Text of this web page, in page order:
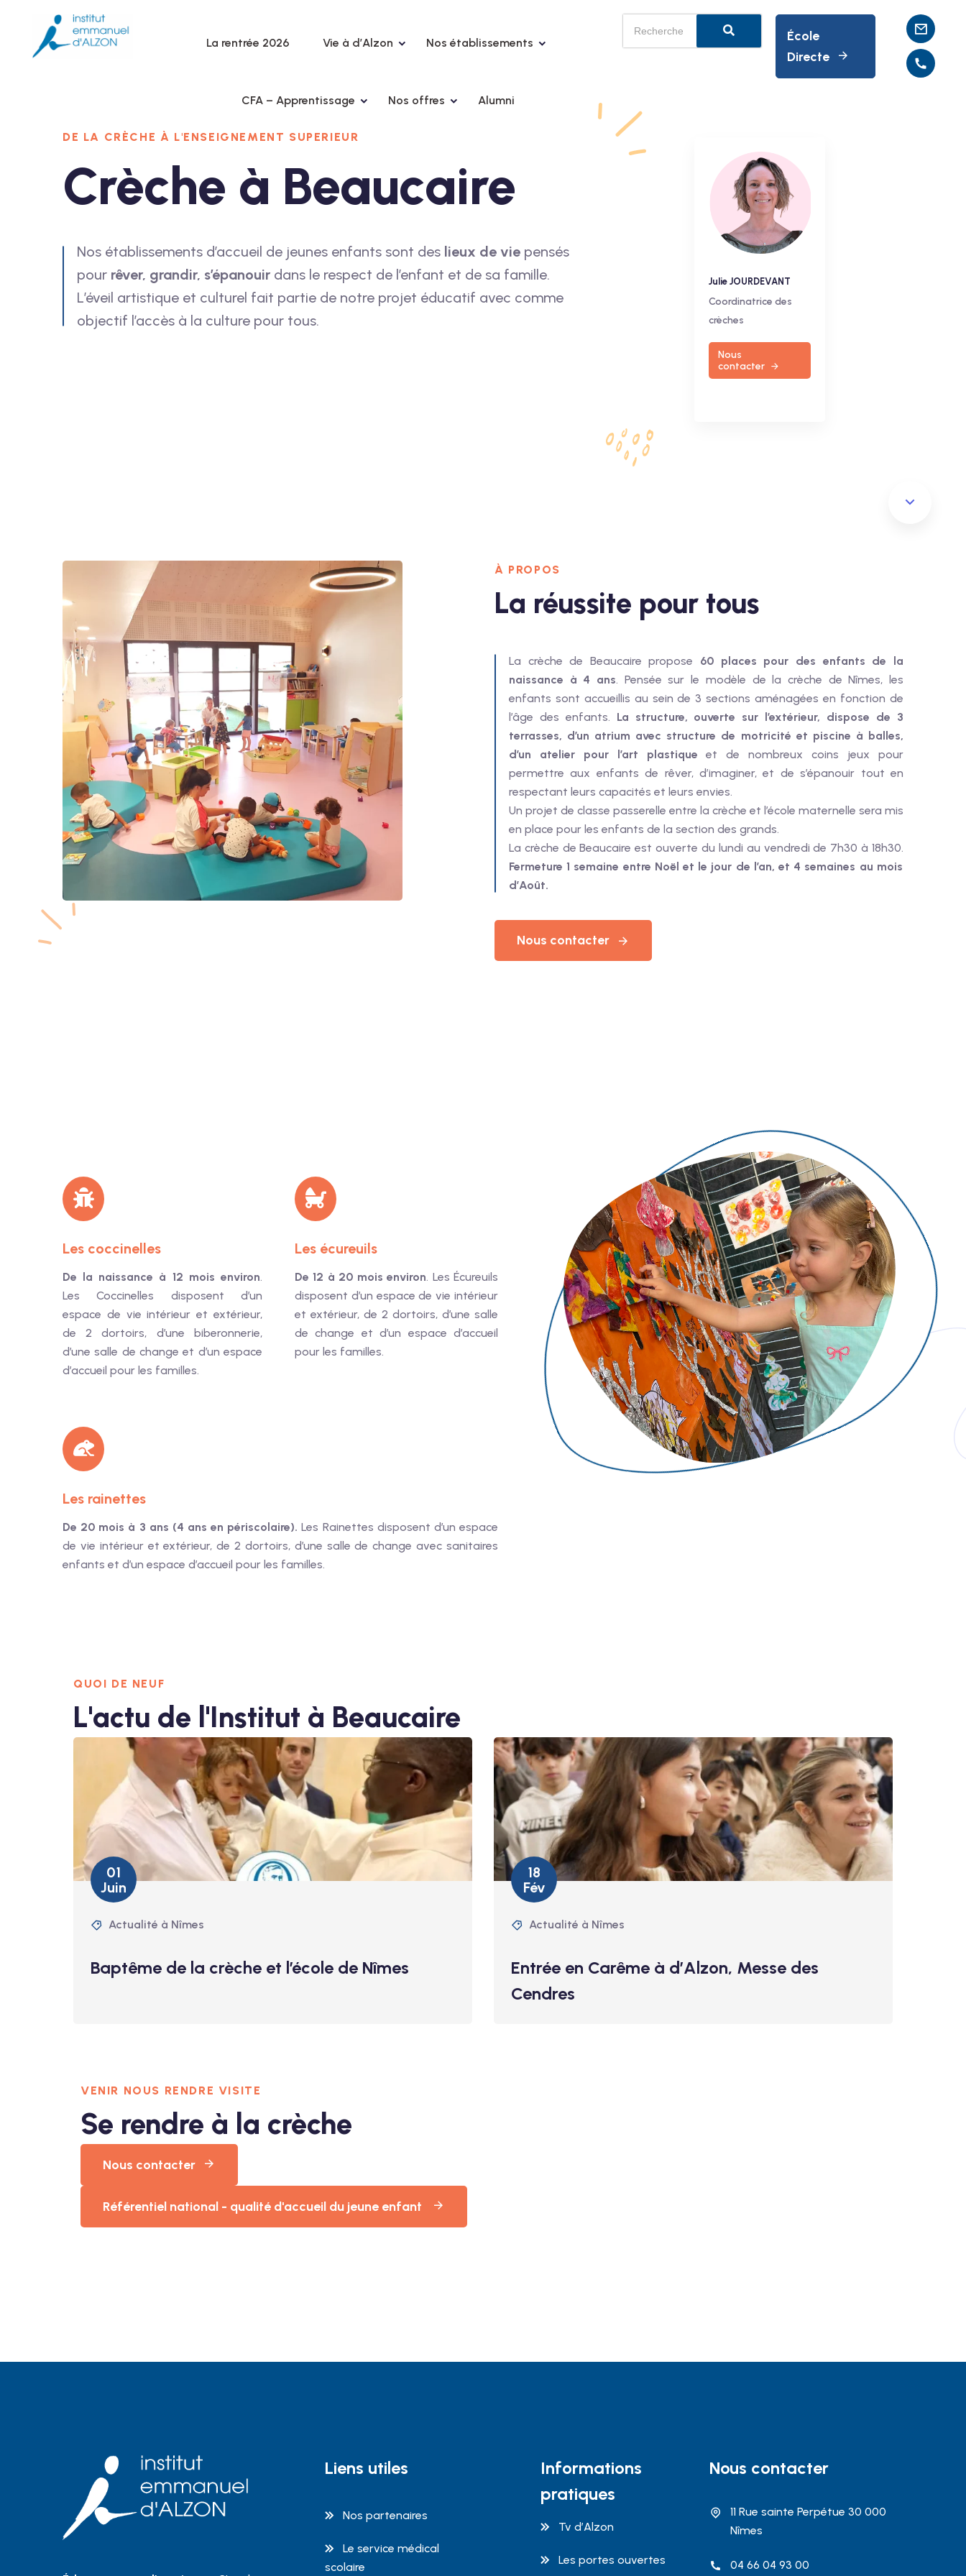
La rentrée 2026 Vie à d’Alzon Nos établissements
CFA – Apprentissage Nos offres Alumni
École
Directe
DE LA CRÈCHE À L'ENSEIGNEMENT SUPERIEUR
Crèche à Beaucaire
Nos établissements d’accueil de jeunes enfants sont des lieux de vie pensés
pour rêver, grandir, s’épanouir dans le respect de l’enfant et de sa famille.
L’éveil artistique et culturel fait partie de notre projet éducatif avec comme
objectif l’accès à la culture pour tous.
Julie JOURDEVANT
Coordinatrice des
crèches
Nous
contacter
À PROPOS
La réussite pour tous
La crèche de Beaucaire propose 60 places pour des enfants de la
naissance à 4 ans. Pensée sur le modèle de la crèche de Nîmes, les
enfants sont accueillis au sein de 3 sections aménagées en fonction de
l’âge des enfants. La structure, ouverte sur l’extérieur, dispose de 3
terrasses, d’un atrium avec structure de motricité et piscine à balles,
d’un atelier pour l’art plastique et de nombreux coins jeux pour
permettre aux enfants de rêver, d’imaginer, et de s’épanouir tout en
respectant leurs capacités et leurs envies.
Un projet de classe passerelle entre la crèche et l’école maternelle sera mis
en place pour les enfants de la section des grands.
La crèche de Beaucaire est ouverte du lundi au vendredi de 7h30 à 18h30.
Fermeture 1 semaine entre Noël et le jour de l’an, et 4 semaines au mois
d’Août.
Nous contacter
Les coccinelles
De la naissance à 12 mois environ.
Les Coccinelles disposent d’un
espace de vie intérieur et extérieur,
de 2 dortoirs, d’une biberonnerie,
d’une salle de change et d’un espace
d’accueil pour les familles.
Les écureuils
De 12 à 20 mois environ. Les Écureuils
disposent d’un espace de vie intérieur
et extérieur, de 2 dortoirs, d’une salle
de change et d’un espace d’accueil
pour les familles.
Les rainettes
De 20 mois à 3 ans (4 ans en périscolaire). Les Rainettes disposent d’un espace
de vie intérieur et extérieur, de 2 dortoirs, d’une salle de change avec sanitaires
enfants et d’un espace d’accueil pour les familles.
QUOI DE NEUF
L'actu de l'Institut à Beaucaire
01
Juin
Actualité à Nîmes
Baptême de la crèche et l’école de Nîmes
18
Fév
Actualité à Nîmes
Entrée en Carême à d’Alzon, Messe des
Cendres
VENIR NOUS RENDRE VISITE
Se rendre à la crèche
Nous contacter
Référentiel national - qualité d'accueil du jeune enfant
Liens utiles
Nos partenaires
Le service médical
scolaire
Informations
pratiques
Tv d’Alzon
Les portes ouvertes
Nous contacter
11 Rue sainte Perpétue 30 000
Nîmes
04 66 04 93 00